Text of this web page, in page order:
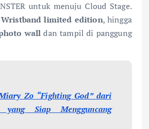
untuk menuju Cloud Stage.
Wristband limited edition, hingga
wall dan tampil di panggung
Zo “Fighting God” dari
yang Siap Mengguncang